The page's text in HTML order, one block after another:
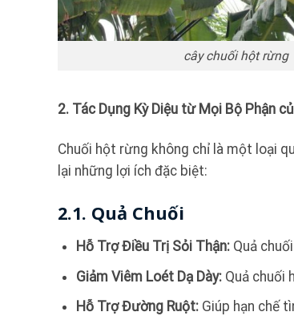
cây chuối hột rừng
2. Tác Dụng Kỳ Diệu từ Mọi Bộ Phận
Chuối hột rừng không chỉ là một loại
lại những lợi ích đặc biệt:
2.1. Quả Chuối
Hỗ Trợ Điều Trị Sỏi Thận:Quả
Giảm Viêm Loét Dạ Dày:Quả chuối
Hỗ Trợ Đường Ruột:Giúp hạn chế